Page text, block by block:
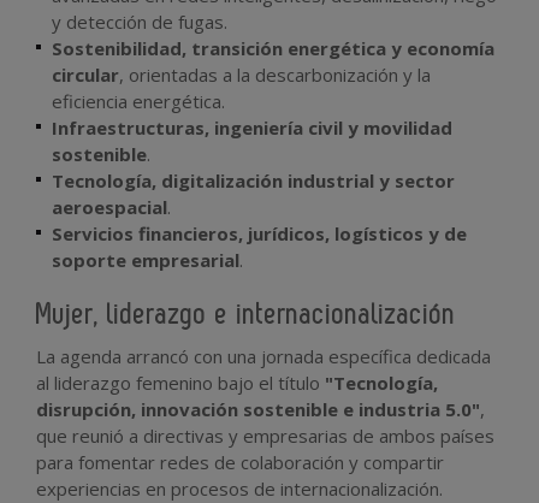
y detección de fugas.
Sostenibilidad, transición energética y economía
circular, orientadas a la descarbonización y la
eficiencia energética.
Infraestructuras, ingeniería civil y movilidad
sostenible.
Tecnología, digitalización industrial y sector
aeroespacial.
Servicios financieros, jurídicos, logísticos y de
soporte empresarial.
Mujer, liderazgo e internacionalización
La agenda arrancó con una jornada específica dedicada
al liderazgo femenino bajo el título "Tecnología,
disrupción, innovación sostenible e industria 5.0",
que reunió a directivas y empresarias de ambos países
para fomentar redes de colaboración y compartir
experiencias en procesos de internacionalización.